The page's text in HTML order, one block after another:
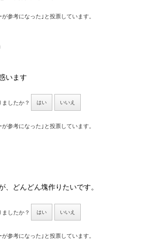
参考になった｣と投票しています。
います
したか？ はい いいえ
参考になった｣と投票しています。
、どんどん塊作りたいです。
したか？ はい いいえ
参考になった｣と投票しています。